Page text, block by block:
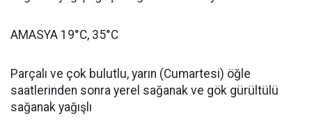
AMASYA 19°C, 35°C
Parçalı ve çok bulutlu, yarın (Cumartesi) öğle
saatlerinden sonra yerel sağanak ve gök gürültülü
sağanak yağışlı